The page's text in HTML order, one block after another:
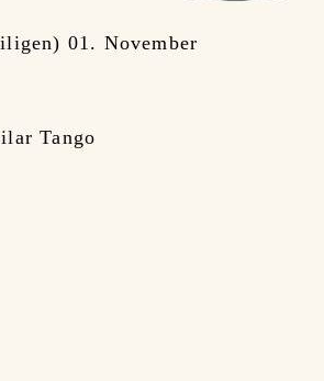
01. November
Tango